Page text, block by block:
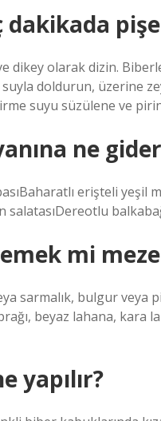
dakikada
dikey olarak dizin.
doldurun, üzerine
suyu süzülene ve
ne
erişteli yeşil
salatasıDereotlu
mi
sarmalık, bulgur
beyaz lahana, kara
yapılır?